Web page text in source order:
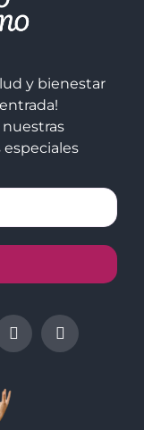
y bienestar